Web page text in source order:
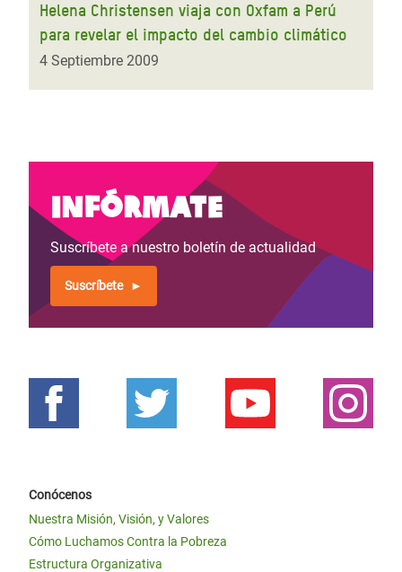
Helena Christensen viaja con Oxfam a Perú
para revelar el impacto del cambio climático
4 Septiembre 2009
Infórmate
Suscríbete a nuestro boletín de actualidad
Suscríbete
Conócenos
Nuestra Misión, Visión, y Valores
Cómo Luchamos Contra la Pobreza
Estructura Organizativa